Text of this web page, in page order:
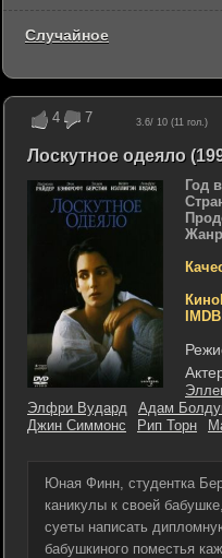
4 7 3.6/ 10 (11 гол.)
Лоскутное одеяло
Год
Элфри Вудард
Адам
Джин Симмонс
Рип Торн
Юная Финн, студентка
каникулы к своей
суеты написать
бабушкиного поместья
Случайное